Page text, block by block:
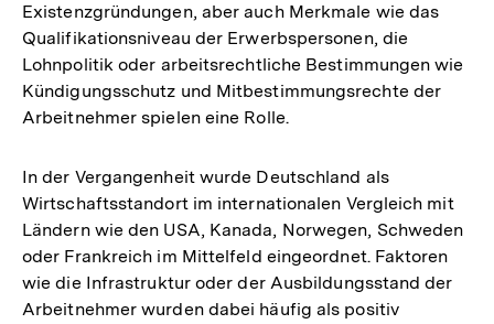
Existenzgründungen, aber auch Merkmale wie das
Qualifikationsniveau der Erwerbspersonen, die
Lohnpolitik oder arbeitsrechtliche Bestimmungen wie
Kündigungsschutz und Mitbestimmungsrechte der
Arbeitnehmer spielen eine Rolle.
In der Vergangenheit wurde Deutschland als
Wirtschaftsstandort im internationalen Vergleich mit
Ländern wie den USA, Kanada, Norwegen, Schweden
oder Frankreich im Mittelfeld eingeordnet. Faktoren
wie die Infrastruktur oder der Ausbildungsstand der
Arbeitnehmer wurden dabei häufig als positiv